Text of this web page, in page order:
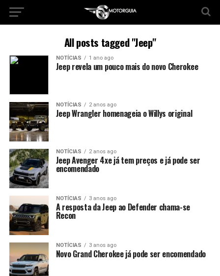
All posts tagged "Jeep"
NOTÍCIAS 1 ano ago
Jeep revela um pouco mais do novo Cherokee
NOTÍCIAS 2 anos ago
Jeep Wrangler homenageia o Willys original
NOTÍCIAS 2 anos ago
Jeep Avenger 4xe já tem preços e já pode ser
encomendado
NOTÍCIAS 3 anos ago
A resposta da Jeep ao Defender chama-se
Recon
NOTÍCIAS 3 anos ago
Novo Grand Cherokee já pode ser encomendado